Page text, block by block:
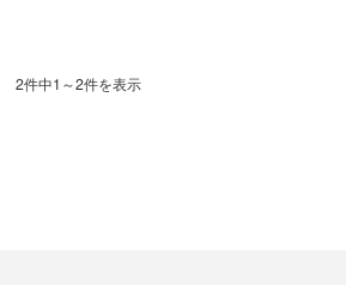
2件中1～2件を表示